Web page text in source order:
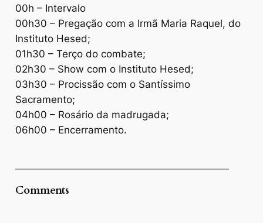
00h – Intervalo
00h30 – Pregação com a Irmã Maria Raquel, do
Instituto Hesed;
01h30 – Terço do combate;
02h30 – Show com o Instituto Hesed;
03h30 – Procissão com o Santíssimo
Sacramento;
04h00 – Rosário da madrugada;
06h00 – Encerramento.
Comments